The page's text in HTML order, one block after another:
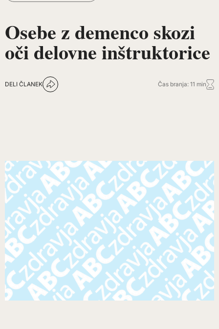
Osebe z demenco skozi
oči delovne inštruktorice
DELI ČLANEK Čas branja: 11 min